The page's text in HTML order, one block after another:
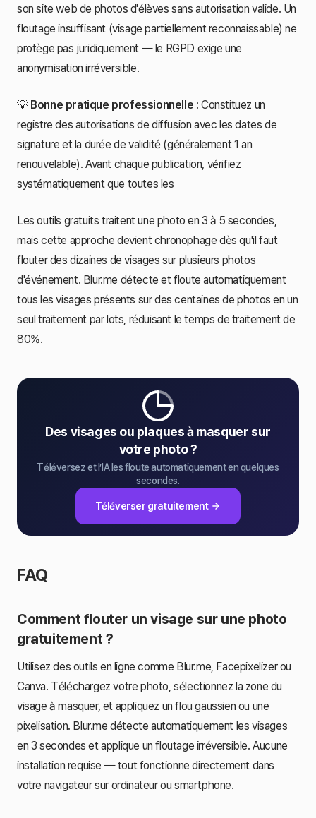
son site web de photos d'élèves sans autorisation valide. Un
floutage insuffisant (visage partiellement reconnaissable) ne
protège pas juridiquement — le RGPD exige une
anonymisation irréversible.
💡 Bonne pratique professionnelle : Constituez un
registre des autorisations de diffusion avec les dates de
signature et la durée de validité (généralement 1 an
renouvelable). Avant chaque publication, vérifiez
systématiquement que toutes les
Les outils gratuits traitent une photo en 3 à 5 secondes,
mais cette approche devient chronophage dès qu'il faut
flouter des dizaines de visages sur plusieurs photos
d'événement. Blur.me détecte et floute automatiquement
tous les visages présents sur des centaines de photos en un
seul traitement par lots, réduisant le temps de traitement de
80%.
Des visages ou plaques à masquer sur
votre photo ?
Téléversez et l’IA les floute automatiquement en quelques
secondes.
Téléverser gratuitement
FAQ
Comment flouter un visage sur une photo
gratuitement ?
Utilisez des outils en ligne comme Blur.me, Facepixelizer ou
Canva. Téléchargez votre photo, sélectionnez la zone du
visage à masquer, et appliquez un flou gaussien ou une
pixelisation. Blur.me détecte automatiquement les visages
en 3 secondes et applique un floutage irréversible. Aucune
installation requise — tout fonctionne directement dans
votre navigateur sur ordinateur ou smartphone.